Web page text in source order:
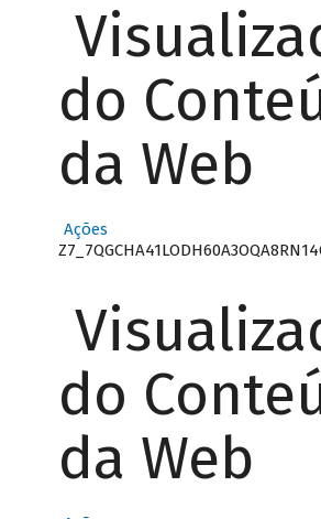
do
da Web
Ações
do
da Web